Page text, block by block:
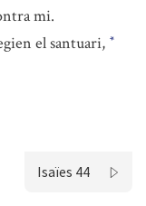
mi.
el santuari, *
Isaïes 44